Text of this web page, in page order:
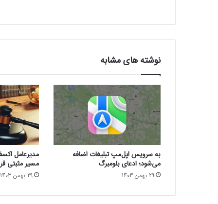
ا
ن
ن
د
گ
ن
ج
ا
س
و
س
ی
ی‌
نوشته های مشابه
به سرویس اپل‌مپ تبلیغات اضافه
می‌شود؛ ادعای بلومبرگ
29 بهمن 1403
مدیرعامل
مسیر مثبتی
29 بهمن 1403